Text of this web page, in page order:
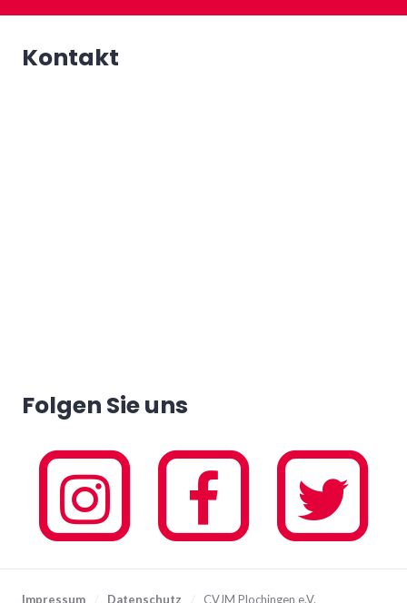
Kontakt
Folgen Sie uns
Impressum / Datenschutz / CVJM Plochingen e.V.